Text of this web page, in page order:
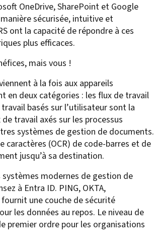
OneDrive, SharePoint et Google
sécurisée, intuitive et
ont la capacité de répondre à ces
plus efficaces.
mais vous !
à la fois aux appareils
en deux catégories : les flux de travail
basés sur l’utilisateur sont la
travail axés sur les processus
systèmes de gestion de documents.
caractères (OCR) de code-barres et de
jusqu’à sa destination.
systèmes modernes de gestion de
à Entra ID. PING, OKTA,
une couche de sécurité
les données au repos. Le niveau de
premier ordre pour les organisations